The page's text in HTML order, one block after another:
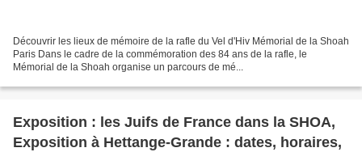
Découvrir les lieux de mémoire de la rafle du Vel d'Hiv Mémorial de la Shoah
Paris Dans le cadre de la commémoration des 84 ans de la rafle, le
Mémorial de la Shoah organise un parcours de mé...
Exposition : les Juifs de France dans la SHOA,
Exposition à Hettange-Grande : dates, horaires,